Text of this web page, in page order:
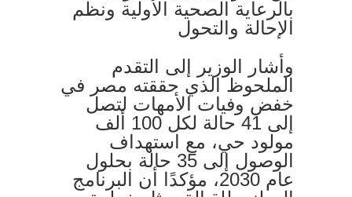
بالرعاية الصحية الأولية ونظم
الإحالة والتحول
وأشار الوزير إلى التقدم
الملحوظ الذي حققته مصر في
خفض وفيات الأمهات لتصل
إلى 41 حالة لكل 100 ألف
مولود حي، مع استهداف
الوصول إلى 35 حالة بحلول
عام 2030، مؤكدًا أن البرنامج